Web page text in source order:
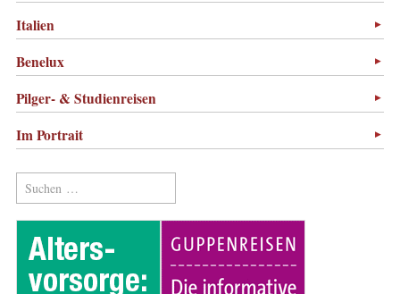
Italien
Benelux
Pilger- & Studienreisen
Im Portrait
Suchen
nach: